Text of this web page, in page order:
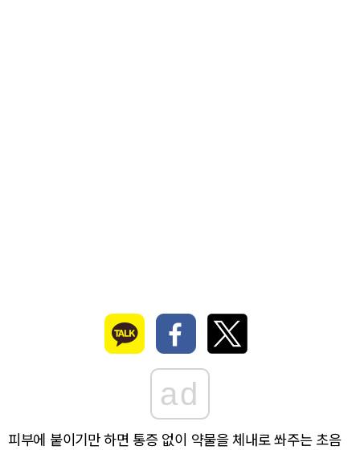
ad
피부에 붙이기만 하면 통증 없이 약물을 체내로 쏴주는 초음